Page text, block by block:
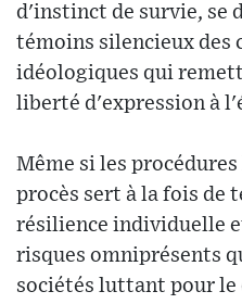
d'instinct de survie, se
témoins silencieux des
idéologiques qui
liberté d'expression à
Même si les
procès sert à la fois de
résilience individuelle
risques omniprésents
sociétés luttant pour